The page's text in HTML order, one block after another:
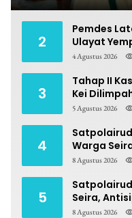
2
Pemdes
Ulayat
Sengketa
4 Agustus 2026
3
Tahap II
Kei
5 Agustus 2026
4
Warga
Berpotensi
8 Agustus 2026
5
Seira,
8 Agustus 2026